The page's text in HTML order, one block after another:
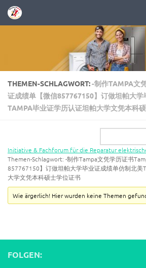
Zum Inhalt springen
THEMEN-SCHLAGWORT:-制作TAMPA文
证成绩单【微信857767150】订做坦帕大
TAMPA毕业证学历认证坦帕大学文凭本科
Initiative & Fachforum für die Reparatur
Themen-Schlagwort: -制作Tampa文凭学历证书
857767150】订做坦帕大学毕业证成绩单仿制北美
大学文凭本科硕士学位证书
Wie ärgerlich! Hier wurden keine Themen
FOLGEN: